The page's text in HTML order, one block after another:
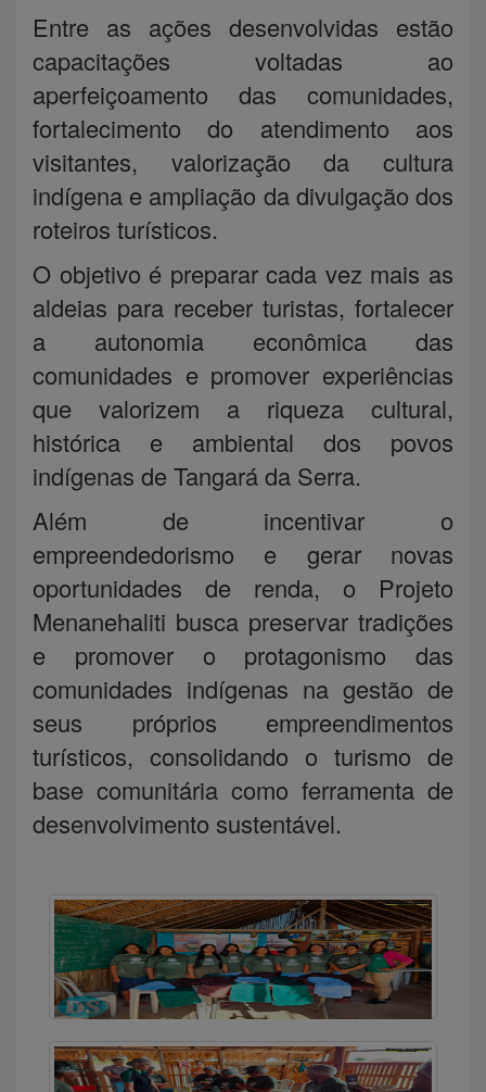
Entre as ações desenvolvidas estão
capacitações voltadas ao
aperfeiçoamento das comunidades,
fortalecimento do atendimento aos
visitantes, valorização da cultura
indígena e ampliação da divulgação dos
roteiros turísticos.
O objetivo é preparar cada vez mais as
aldeias para receber turistas, fortalecer
a autonomia econômica das
comunidades e promover experiências
que valorizem a riqueza cultural,
histórica e ambiental dos povos
indígenas de Tangará da Serra.
Além de incentivar o
empreendedorismo e gerar novas
oportunidades de renda, o Projeto
Menanehaliti busca preservar tradições
e promover o protagonismo das
comunidades indígenas na gestão de
seus próprios empreendimentos
turísticos, consolidando o turismo de
base comunitária como ferramenta de
desenvolvimento sustentável.